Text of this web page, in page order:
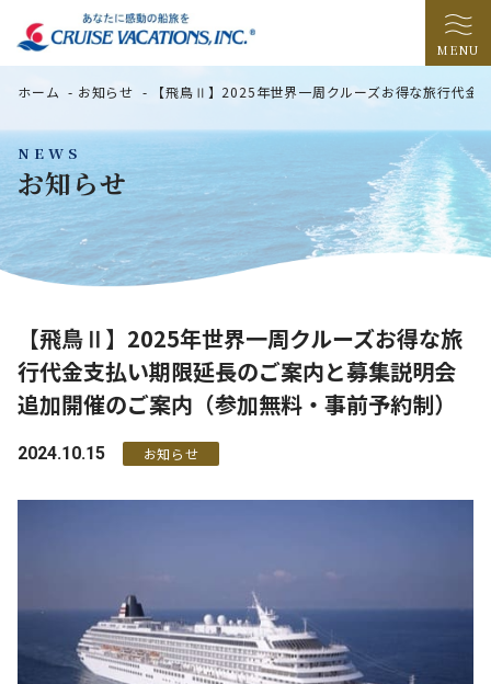
MENU
NEWS
お知らせ
ホーム - お知らせ - 【飛鳥Ⅱ】2025年世界一周クルーズお得な旅行代金
【飛鳥Ⅱ】2025年世界一周クルーズお得な旅
行代金支払い期限延長のご案内と募集説明会
追加開催のご案内（参加無料・事前予約制）
2024.10.15 お知らせ